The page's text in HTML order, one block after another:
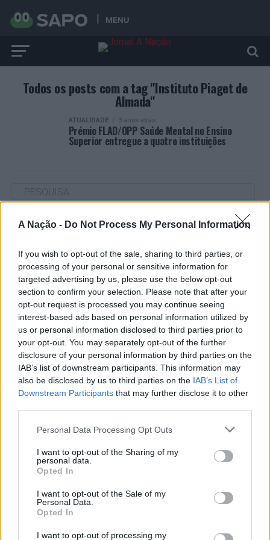
A Nação - Do Not Process My Personal Information
If you wish to opt-out of the sale, sharing to third parties, or
processing of your personal or sensitive information for
targeted advertising by us, please use the below opt-out
section to confirm your selection. Please note that after your
opt-out request is processed you may continue seeing
interest-based ads based on personal information utilized by
us or personal information disclosed to third parties prior to
your opt-out. You may separately opt-out of the further
disclosure of your personal information by third parties on the
IAB’s list of downstream participants. This information may
also be disclosed by us to third parties on the IAB’s List of
Downstream Participants that may further disclose it to other
Personal Data Processing Opt Outs
I want to opt-out of the Sharing of my
personal data.
Opted In
I want to opt-out of the Sale of my
Personal Data.
Opted In
I want to opt-out of processing my
MENU
Todos os posts com a tag "Instituto Piaget de
Almada"
ATUALIDADE 3 anos atrás
Prémio FLAD/OPP Saúde Mental no Ensino
Superior entregue a quatro instituições
ARTIGOS RECENTES
Cultura digital pode “comprometer” a criatividade antes
de “provocar” mudanças genéticas, diz neurocientista
“Millennium Estoril Open 2026” regressou ao circuito ATP
com vitória do francês Luca Van Assche
Castelo Branco: “Bienal Internacional de Artes e Ofícios”
promete afirmar artesanato, património e inovação como
“motores de desenvolvimento económico e cultural” do
município português
Covilhã: Especialista aponta investimento estrangeiro e
valorização imobiliária como motores do crescimento da
Beira Interior
Rio de Janeiro: Governo do Estado propõe parceria com a
FUNCEX para “reforçar inteligência sobre comércio